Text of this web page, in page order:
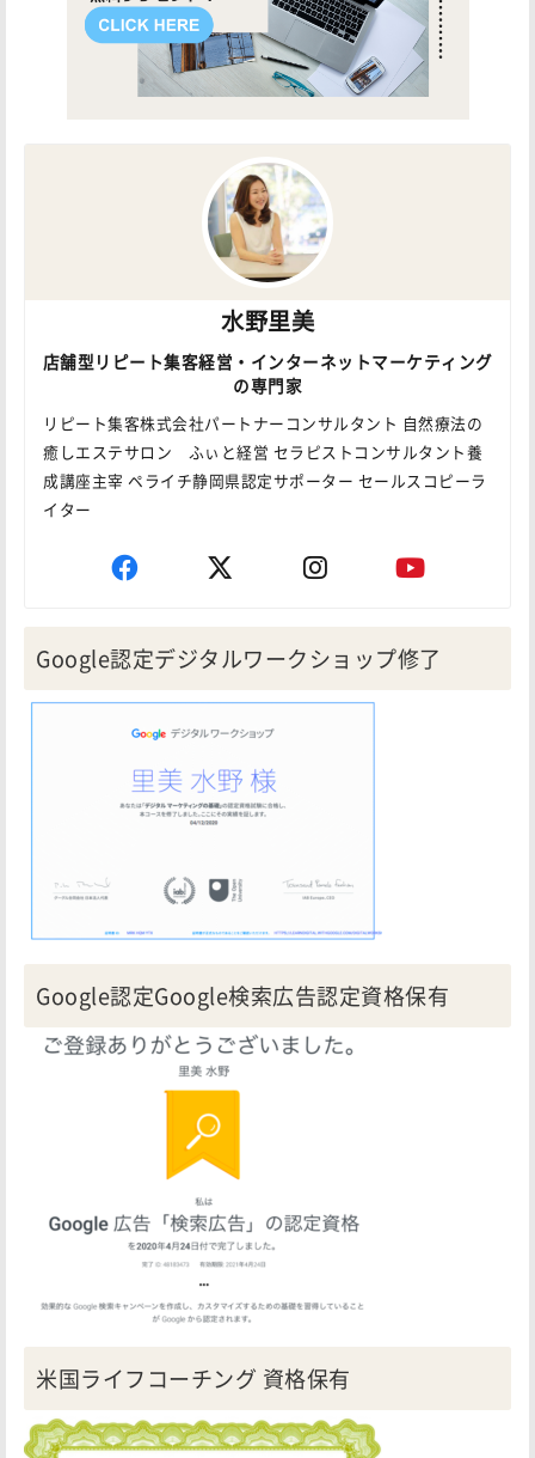
水野里美
店舗型リピート集客経営・インターネットマーケティング
の専門家
リピート集客株式会社パートナーコンサルタント 自然療法の
癒しエステサロン ふぃと経営 セラピストコンサルタント養
成講座主宰 ペライチ静岡県認定サポーター セールスコピーラ
イター
Google認定デジタルワークショップ修了
Google認定Google検索広告認定資格保有
米国ライフコーチング 資格保有